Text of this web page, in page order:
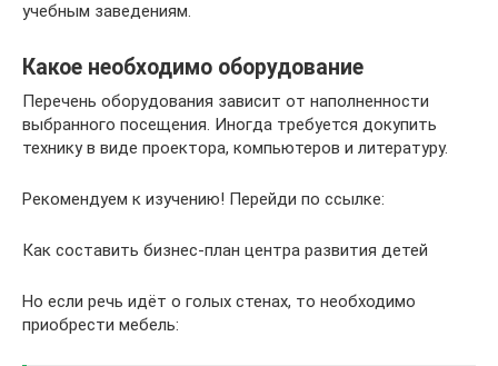
учебным заведениям.
Какое необходимо оборудование
Перечень оборудования зависит от наполненности
выбранного посещения. Иногда требуется докупить
технику в виде проектора, компьютеров и литературу.
Рекомендуем к изучению! Перейди по ссылке:
Как составить бизнес-план центра развития детей
Но если речь идёт о голых стенах, то необходимо
приобрести мебель: